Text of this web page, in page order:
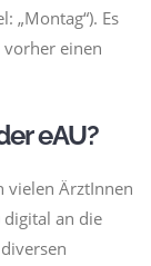
„Montag“). Es
vorher einen
eAU?
vielen ÄrztInnen
digital an die